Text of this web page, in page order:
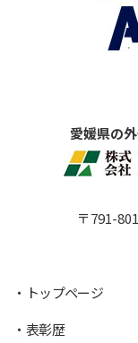
愛媛県の
〒791-
トップページ
表彰歴